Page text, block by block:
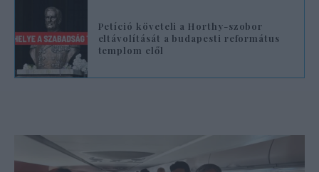
Petíció követeli a Horthy-szobor
eltávolítását a budapesti református
templom elől